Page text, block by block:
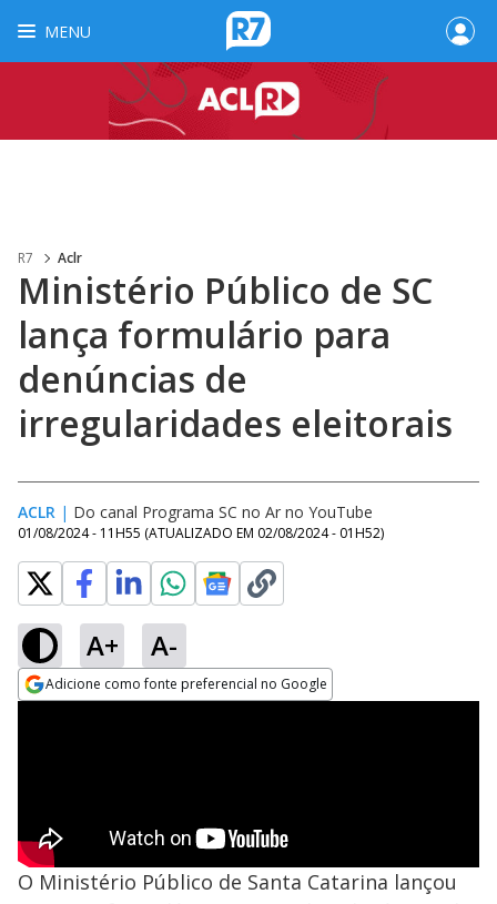
MENU
R7 Aclr
Ministério Público de SC
lança formulário para
denúncias de
irregularidades eleitorais
ACLR | Do canal Programa SC no Ar no YouTube
01/08/2024 - 11H55 (ATUALIZADO EM 02/08/2024 - 01H52)
A+ A-
Adicione como fonte preferencial no Google
O Ministério Público de Santa Catarina lançou